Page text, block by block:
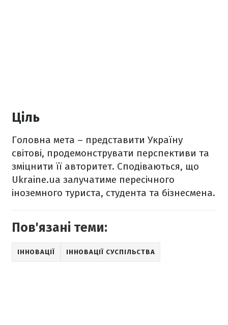
Ціль
Головна мета – представити Україну
світові, продемонструвати перспективи та
зміцнити її авторитет. Сподіваються, що
Ukraine.ua залучатиме пересічного
іноземного туриста, студента та бізнесмена.
Пов'язані теми:
ІННОВАЦІЇ ІННОВАЦІЇ СУСПІЛЬСТВА